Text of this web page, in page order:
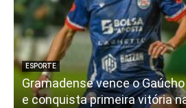
ESPORTE
Gramadense vence o
e conquista primeira vitória